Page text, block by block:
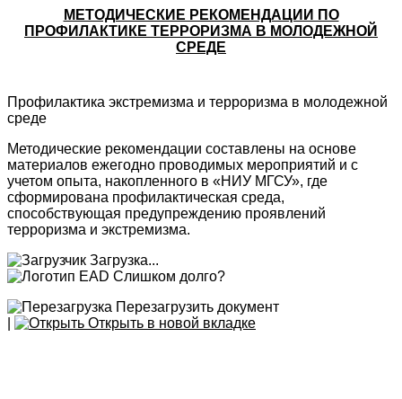
МЕТОДИЧЕСКИЕ РЕКОМЕНДАЦИИ ПО
ПРОФИЛАКТИКЕ ТЕРРОРИЗМА В МОЛОДЕЖНОЙ
СРЕДЕ
Профилактика экстремизма и терроризма в молодежной
среде
Методические рекомендации составлены на основе
материалов ежегодно проводимых мероприятий и с
учетом опыта, накопленного в «НИУ МГСУ», где
сформирована профилактическая среда,
способствующая предупреждению проявлений
терроризма и экстремизма.
Загрузка...
Слишком долго?
Перезагрузить документ
Открыть в новой вкладке